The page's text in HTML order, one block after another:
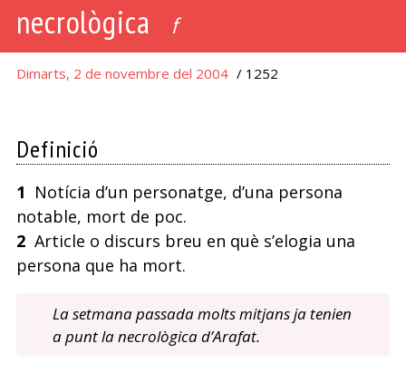
necrològica f
Dimarts, 2 de novembre del 2004 / 1252
Definició
1 Notícia d’un personatge, d’una persona
notable, mort de poc.
2Article o discurs breu en què s’elogia una
persona que ha mort.
La setmana passada molts mitjans ja tenien
a punt la necrològica d’Arafat.